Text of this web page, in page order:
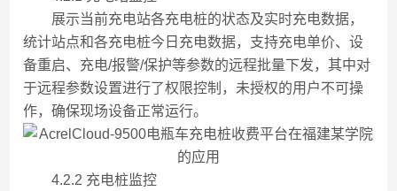
展示当前充电站各充电桩的状态及实时充电数据，
统计站点和各充电桩今日充电数据，支持充电单价、设
备重启、充电/报警/保护等参数的远程批量下发，其中对
于远程参数设置进行了权限控制，未授权的用户不可操
作，确保现场设备正常运行。
4.2.2 充电桩监控